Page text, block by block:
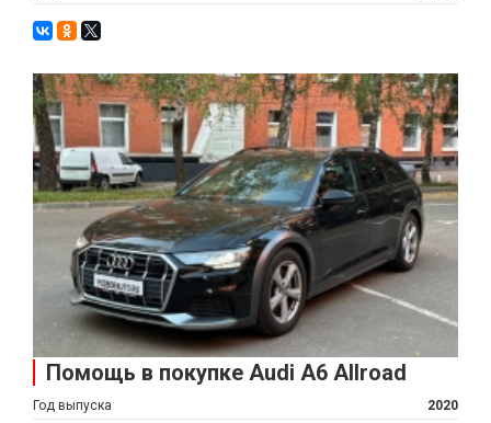
Помощь в покупке Audi A6 Allroad
Год выпуска 2020